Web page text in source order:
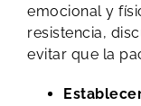
emocional y
resistencia,
evitar que la